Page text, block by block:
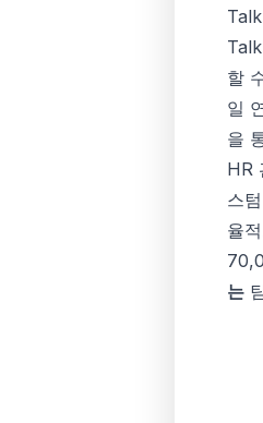
할
일
을
HR
스
율
는